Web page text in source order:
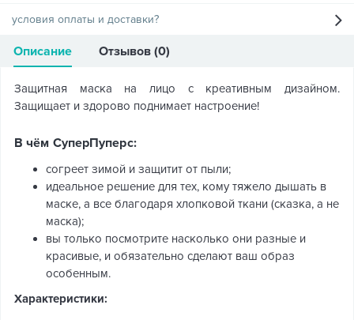
условия оплаты и доставки?
Описание Отзывов (0)
Защитная маска на лицо с креативным дизайном.
Защищает и здорово поднимает настроение!
В чём СуперПуперс:
согреет зимой и защитит от пыли;
идеальное решение для тех, кому тяжело дышать в
маске, а все благодаря хлопковой ткани (сказка, а не
маска);
вы только посмотрите насколько они разные и
красивые, и обязательно сделают ваш образ
особенным.
Характеристики: